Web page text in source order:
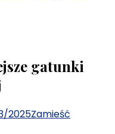
gatunki
2025Zamieść